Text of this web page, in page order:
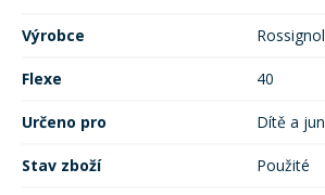
Výrobce Rossignol
Flexe 40
Určeno pro Dítě a
Stav zboží Použité